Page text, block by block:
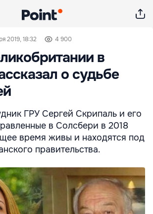
2019, 18:32 4 900
в
о судьбе
ГРУ Сергей Скрипаль и его
в Солсбери в 2018
время живы и находятся под
правительства.